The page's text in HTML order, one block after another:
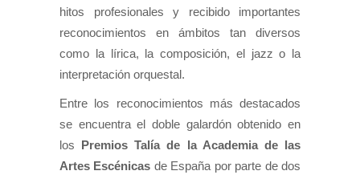
hitos profesionales y recibido importantes
reconocimientos en ámbitos tan diversos
como la lírica, la composición, el jazz o la
interpretación orquestal.
Entre los reconocimientos más destacados
se encuentra el doble galardón obtenido en
los Premios Talía de la Academia de las
Artes Escénicas de España por parte de dos